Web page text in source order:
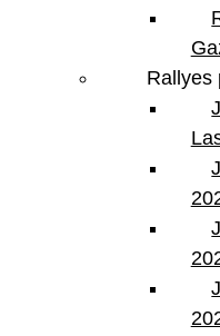
Rallyes